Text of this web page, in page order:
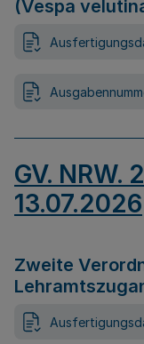
(Vespa
GV. NRW.
13.07.2026
Zweite